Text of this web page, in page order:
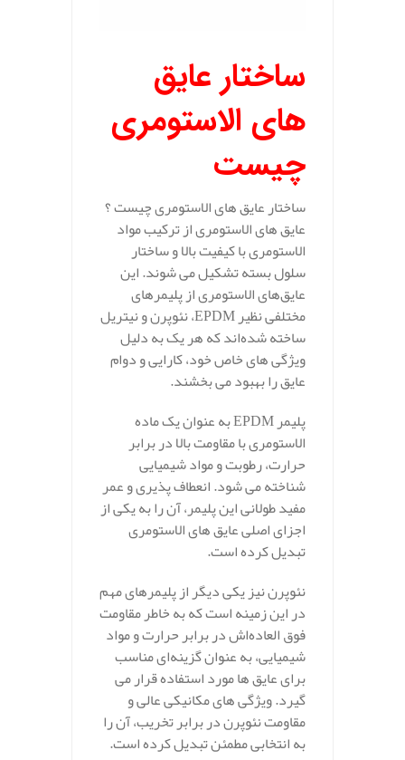
ساختار عایق
های الاستومری
چیست
ساختار عایق های الاستومری چیست ؟
عایق‌ های الاستومری از ترکیب مواد
الاستومری با کیفیت بالا و ساختار
سلول بسته تشکیل می‌ شوند. این
عایق‌های الاستومری از پلیمرهای
مختلفی نظیر EPDM، نئوپرن و نیتریل
ساخته شده‌اند که هر یک به دلیل
ویژگی‌ های خاص خود، کارایی و دوام
عایق را بهبود می‌ بخشند.
پلیمر EPDM به عنوان یک ماده
الاستومری با مقاومت بالا در برابر
حرارت، رطوبت و مواد شیمیایی
شناخته می‌ شود. انعطاف‌ پذیری و عمر
مفید طولانی این پلیمر، آن را به یکی از
اجزای اصلی عایق‌ های الاستومری
تبدیل کرده است.
نئوپرن نیز یکی دیگر از پلیمرهای مهم
در این زمینه است که به خاطر مقاومت
فوق‌ العاده‌اش در برابر حرارت و مواد
شیمیایی، به عنوان گزینه‌ای مناسب
برای عایق‌ ها مورد استفاده قرار می‌
گیرد. ویژگی‌ های مکانیکی عالی و
مقاومت نئوپرن در برابر تخریب، آن را
به انتخابی مطمئن تبدیل کرده است.